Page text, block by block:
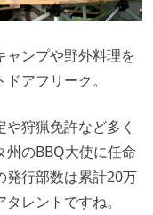
ャンプや野外料理を
アフリーク。
狩猟免許など多く
のBBQ大使に任命
発行部数は累計20万
レントですね。